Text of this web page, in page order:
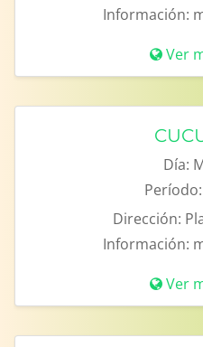
Información:
Ver
Día:
Período:
Dirección:
Información:
Ver